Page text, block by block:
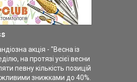
акція - "Весна із
на протязі усієї весни
певну кількість позицій
знижками до 40%.